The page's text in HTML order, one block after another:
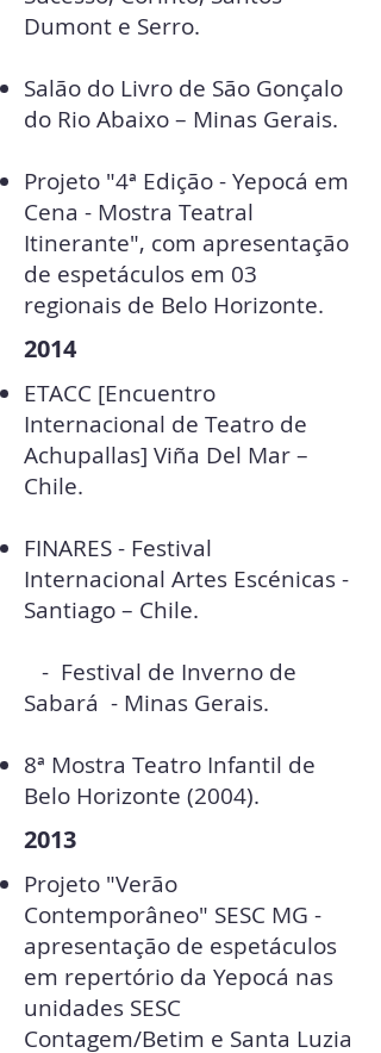
Dumont e Serro.
Salão do Livro de São Gonçalo
do Rio Abaixo – Minas Gerais.
Projeto "4ª Edição - Yepocá em
Cena - Mostra Teatral
Itinerante", com apresentação
de espetáculos em 03
regionais de Belo Horizonte.
2014
ETACC [Encuentro
Internacional de Teatro de
Achupallas] Viña Del Mar –
Chile.
FINARES - Festival
Internacional Artes Escénicas -
Santiago – Chile.
- Festival de Inverno de
Sabará - Minas Gerais.
8ª Mostra Teatro Infantil de
Belo Horizonte (2004).
2013
Projeto "Verão
Contemporâneo" SESC MG -
apresentação de espetáculos
em repertório da Yepocá nas
unidades SESC
Contagem/Betim e Santa Luzia